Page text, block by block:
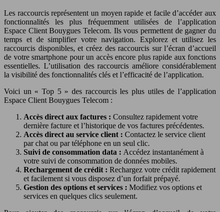
Les raccourcis représentent un moyen rapide et facile d’accéder aux
fonctionnalités les plus fréquemment utilisées de l’application
Espace Client Bouygues Telecom. Ils vous permettent de gagner du
temps et de simplifier votre navigation. Explorez et utilisez les
raccourcis disponibles, et créez des raccourcis sur l’écran d’accueil
de votre smartphone pour un accès encore plus rapide aux fonctions
essentielles. L’utilisation des raccourcis améliore considérablement
la visibilité des fonctionnalités clés et l’efficacité de l’application.
Voici un « Top 5 » des raccourcis les plus utiles de l’application
Espace Client Bouygues Telecom :
Accès direct aux factures : Consultez rapidement votre
dernière facture et l’historique de vos factures précédentes.
Accès direct au service client : Contactez le service client
par chat ou par téléphone en un seul clic.
Suivi de consommation data : Accédez instantanément à
votre suivi de consommation de données mobiles.
Rechargement de crédit : Rechargez votre crédit rapidement
et facilement si vous disposez d’un forfait prépayé.
Gestion des options et services : Modifiez vos options et
services en quelques clics seulement.